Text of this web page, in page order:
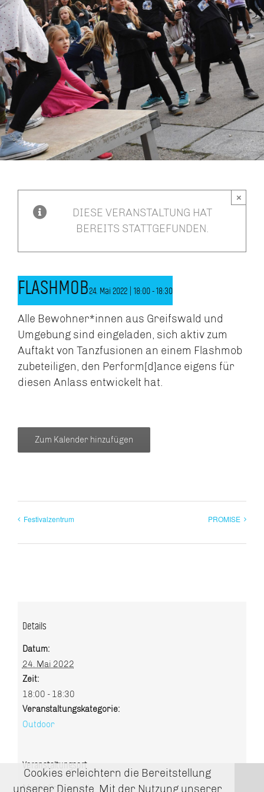
– Aktivitäten Übersicht
Kontakt & Partner
Fachstelle Tanz
Newsletter
Impressum Datenschutz
DIESE VERANSTALTUNG HAT
BEREITS STATTGEFUNDEN.
×
FLASHMOB24. Mai 2022 | 18:00-18:30
Alle Bewohner*innen aus Greifswald und
Umgebung sind eingeladen, sich aktiv zum
Auftakt von Tanzfusionen an einem Flashmob
zubeteiligen, den Perform[d]ance eigens für
diesen Anlass entwickelt hat.
Zum Kalender hinzufügen
Festivalzentrum PROMISE
Details
Datum:
24. Mai 2022
Zeit:
18:00 - 18:30
Veranstaltungskategorie:
Outdoor
Veranstaltungsort
Markt Greifswald
Cookies erleichtern die Bereitstellung
unserer Dienste. Mit der Nutzung unserer